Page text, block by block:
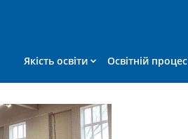
Якість освіти Освітній процес